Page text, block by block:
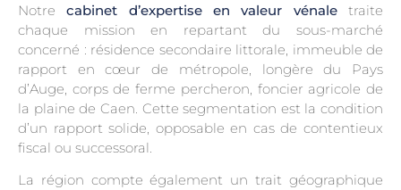
Notrecabinet d’expertise en valeur vénaletraite
chaque mission en repartant du sous-marché
concerné : résidence secondaire littorale, immeuble de
rapport en cœur de métropole, longère du Pays
d’Auge, corps de ferme percheron, foncier agricole de
la plaine de Caen. Cette segmentation est la condition
d’un rapport solide, opposable en cas de contentieux
fiscal ou successoral.
La région compte également un trait géographique